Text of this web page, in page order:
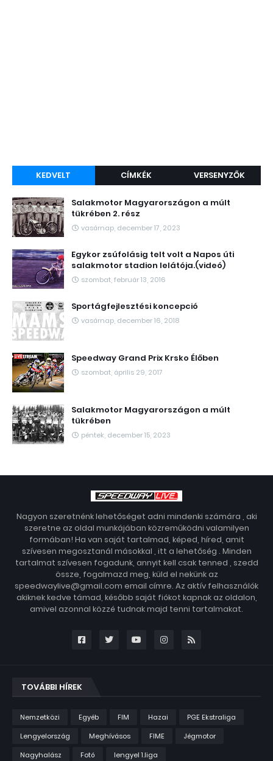
KEDVELT CÍMKÉK VERSENYZŐK
Salakmotor Magyarországon a múlt
tükrében 2. rész
vasárnap, december 17, 2023
Egykor zsúfolásig telt volt a Napos úti
salakmotor stadion lelátója.(videó)
szombat, február 13, 2016
Sportágfejlesztési koncepció
vasárnap, december 16, 2018
Speedway Grand Prix Krsko Élőben
szombat, április 29, 2017
Salakmotor Magyarországon a múlt
tükrében
péntek, december 15, 2023
Nagyon szeretnénk lehetőséget adni mindenki számára , aki
szeretne az oldal munkájában közreműködni valamilyen
formában! Ha van saját tartalmad, képed, híred, amit
szívesen megosztanál másokkal , itt a lehetőség . Minden
tartalmat szívesen fogadunk, annyit kell csak tenned , szedd
össze, fogalmazd meg, küld el nekünk az
speedwaylive@gmail.com email címre. Az aktív felhasználók
akiknek kedve támad, később saját fiókot kapnak az oldalon,
amivel azonnal közzé tudnak majd tenni tartalmakat.
TOVÁBBI HÍREK
Nemzetközi Egyéb FIM Hazai
PGE Ekstraliga
Lengyelország
Meghívásos FIME
Jégmotor
Nagyhalász
Fotó
lengyel 1.liga